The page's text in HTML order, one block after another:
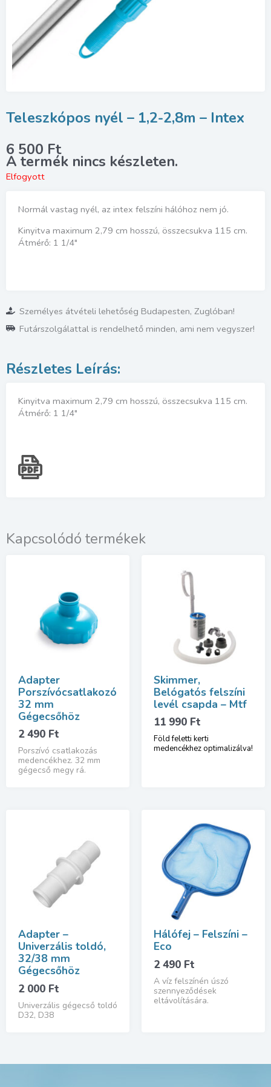
Teleszkópos nyél – 1,2-2,8m – Intex
6 500 Ft
Elfogyott
Normál vastag nyél, az intex felszíni hálóhoz nem jó.
Kinyitva maximum 2,79 cm hosszú, összecsukva 115 cm.
Átmérő: 1 1/4″
Személyes átvételi lehetőség Budapesten, Zuglóban!
Futárszolgálattal is rendelhető minden, ami nem vegyszer!
Kinyitva maximum 2,79 cm hosszú, összecsukva 115 cm.
Átmérő: 1 1/4″
Kapcsolódó termékek
Adapter
Porszívócsatlakozó
32 mm
Gégecsőhöz
2 490 Ft
Porszívó csatlakozás
medencékhez. 32 mm
gégecső megy rá.
Skimmer,
Belógatós felszíni
levél csapda – Mtf
11 990 Ft
Föld feletti kerti
medencékhez optimalizálva!
Adapter –
Univerzális toldó,
32/38 mm
Gégecsőhöz
2 000 Ft
Univerzális gégecső toldó
D32, D38
Hálófej – Felszíni –
Eco
2 490 Ft
A víz felszínén úszó
szennyeződések
eltávolítására.